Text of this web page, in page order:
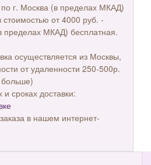
по г. Москва (в пределах МКАД)
стоимостью от 4000 руб. -
пределах МКАД) бесплатная.
осуществляется из Москвы,
от удаленности 250-500р.
сроках доставки:
в нашем интернет-